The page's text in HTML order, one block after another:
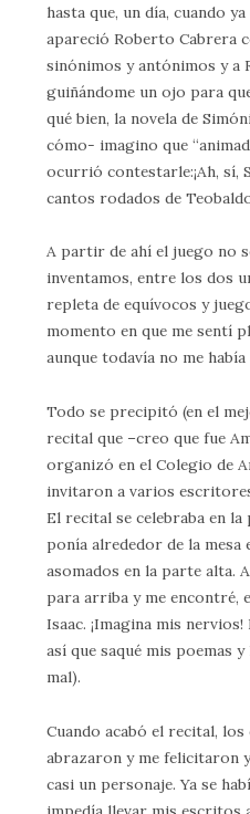
hasta que, un día, cuando
apareció Roberto Cabrera
sinónimos y antónimos y a
guiñándome un ojo para
qué bien, la novela de
cómo- imagino que
ocurrió contestarle:¡Ah, sí,
cantos rodados de
A partir de ahí el juego no
inventamos, entre los dos
repleta de equívocos y
momento en que me sentí
aunque todavía no me
Todo se precipitó (en el
recital que –creo que fue
organizó en el Colegio de
invitaron a varios
El recital se celebraba en
ponía alrededor de la mesa
asomados en la parte alta.
para arriba y me encontré,
Isaac. ¡Imagina mis
así que saqué mis poemas
mal).
Cuando acabó el recital, los
abrazaron y me felicitaron
casi un personaje. Ya se